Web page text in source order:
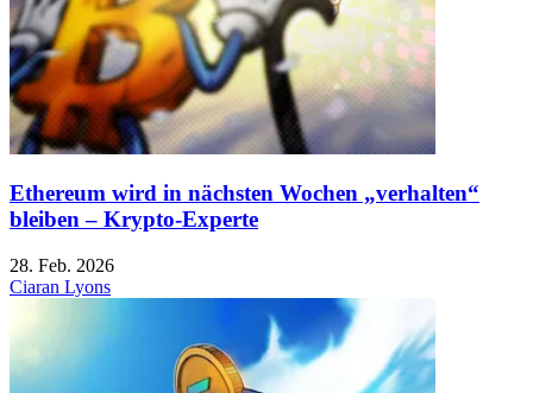
Ethereum wird in nächsten Wochen „verhalten“
bleiben – Krypto-Experte
28. Feb. 2026
Ciaran Lyons